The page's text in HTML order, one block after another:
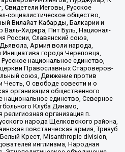
Свидетели Иеговы, Русское
социалистическое общество,
Вилайат Кабарды, Балкарии и
Валь-Хиджра, Пит Буль, Национал-
России, Славянский союз,
Армия воли народа,
города Череповца,
национальное единство,
Православных Староверов-
союз, Движение против
Честь, О свободе совести и о
организация общественного
национальное единство, Северное
Клуба Динамо,
организация п.
народа Щелковского района,
повстанческая армия, Тризуб
Крест, Misanthropic division,
инглиизма, Народная